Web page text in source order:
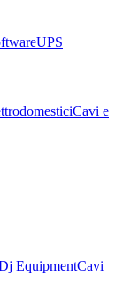
UPS
Cavi e
EquipmentCavi